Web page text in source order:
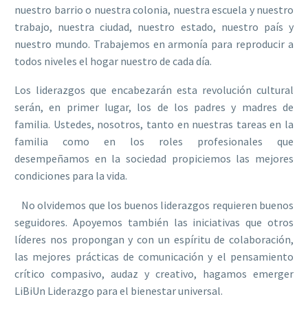
nuestro barrio o nuestra colonia, nuestra escuela y nuestro
trabajo, nuestra ciudad, nuestro estado, nuestro país y
nuestro mundo. Trabajemos en armonía para reproducir a
todos niveles el hogar nuestro de cada día.
Los liderazgos que encabezarán esta revolución cultural
serán, en primer lugar, los de los padres y madres de
familia. Ustedes, nosotros, tanto en nuestras tareas en la
familia como en los roles profesionales que
desempeñamos en la sociedad propiciemos las mejores
condiciones para la vida.
No olvidemos que los buenos liderazgos requieren buenos
seguidores. Apoyemos también las iniciativas que otros
líderes nos propongan y con un espíritu de colaboración,
las mejores prácticas de comunicación y el pensamiento
crítico compasivo, audaz y creativo, hagamos emerger
LiBiUn Liderazgo para el bienestar universal.